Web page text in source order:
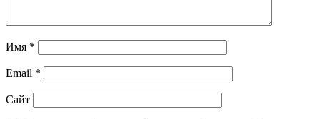
Имя *
Email *
Сайт